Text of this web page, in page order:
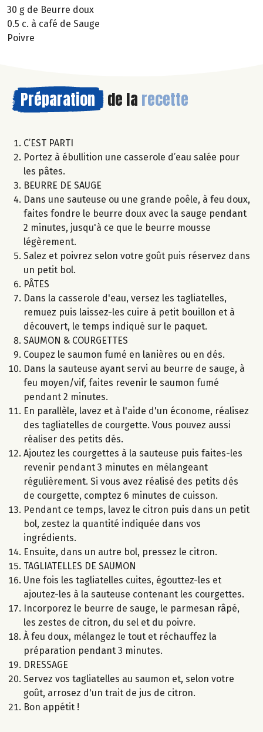
30 g de Beurre doux
0.5 c. à café de Sauge
Poivre
Préparation de la recette
C’EST PARTI
Portez à ébullition une casserole d’eau salée pour
les pâtes.
BEURRE DE SAUGE
Dans une sauteuse ou une grande poêle, à feu doux,
faites fondre le beurre doux avec la sauge pendant
2 minutes, jusqu'à ce que le beurre mousse
légèrement.
Salez et poivrez selon votre goût puis réservez dans
un petit bol.
PÂTES
Dans la casserole d'eau, versez les tagliatelles,
remuez puis laissez-les cuire à petit bouillon et à
découvert, le temps indiqué sur le paquet.
SAUMON & COURGETTES
Coupez le saumon fumé en lanières ou en dés.
Dans la sauteuse ayant servi au beurre de sauge, à
feu moyen/vif, faites revenir le saumon fumé
pendant 2 minutes.
En parallèle, lavez et à l'aide d'un économe, réalisez
des tagliatelles de courgette. Vous pouvez aussi
réaliser des petits dés.
Ajoutez les courgettes à la sauteuse puis faites-les
revenir pendant 3 minutes en mélangeant
régulièrement. Si vous avez réalisé des petits dés
de courgette, comptez 6 minutes de cuisson.
Pendant ce temps, lavez le citron puis dans un petit
bol, zestez la quantité indiquée dans vos
ingrédients.
Ensuite, dans un autre bol, pressez le citron.
TAGLIATELLES DE SAUMON
Une fois les tagliatelles cuites, égouttez-les et
ajoutez-les à la sauteuse contenant les courgettes.
Incorporez le beurre de sauge, le parmesan râpé,
les zestes de citron, du sel et du poivre.
À feu doux, mélangez le tout et réchauffez la
préparation pendant 3 minutes.
DRESSAGE
Servez vos tagliatelles au saumon et, selon votre
goût, arrosez d'un trait de jus de citron.
Bon appétit !